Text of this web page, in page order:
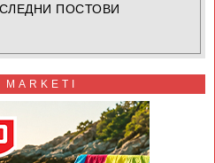
ПОСТОВИ
MARKETI